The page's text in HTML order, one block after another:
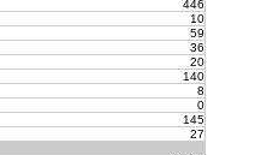
446
10
59
36
20
140
8
0
145
27